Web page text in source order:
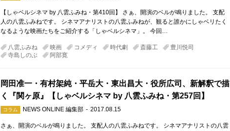
【しゃベルシネマ by 八雲ふみね・第410回】 さぁ、開演のベルが鳴りました。 支配
人の八雲ふみねです。 シネマアナリストの八雲ふみねが、観ると誰かにしゃベリたく
なるような映画たちをご紹介する「しゃベルシネマ」。 今回…
八雲ふみね 映画 コメディ 時代劇 斎藤工
豊川悦司
寺島しのぶ
阿部寛
岡田准一・有村架純・平岳大・東出昌大・役所広司、新解釈で描
く『関ヶ原』【しゃベルシネマ by 八雲ふみね・第257回】
コラム NEWS ONLINE 編集部 2017.08.15
さぁ、開演のベルが鳴りました。 支配人の八雲ふみねです。 シネマアナリストの八雲